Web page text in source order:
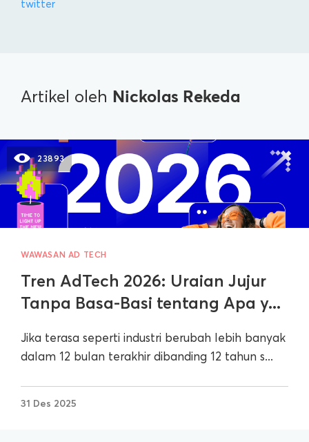
twitter
Artikel oleh Nickolas Rekeda
23893
WAWASAN AD TECH
Tren AdTech 2026: Uraian Jujur
Tanpa Basa-Basi tentang Apa y...
Jika terasa seperti industri berubah lebih banyak
dalam 12 bulan terakhir dibanding 12 tahun s...
31 Des 2025